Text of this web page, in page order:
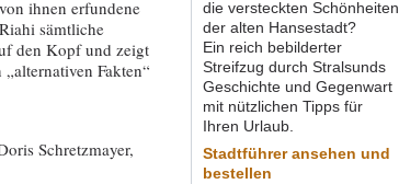
die versteckten Schönheiten
der alten Hansestadt?
Ein reich bebilderter
Streifzug durch Stralsunds
Geschichte und Gegenwart
mit nützlichen Tipps für
Ihren Urlaub.
Stadtführer ansehen und
bestellen
ihnen erfundene
sämtliche
den Kopf und zeigt
Fakten“
Schretzmayer,